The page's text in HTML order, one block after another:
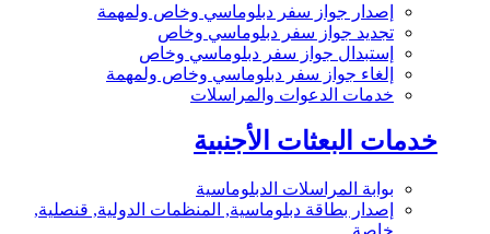
إصدار جواز سفر دبلوماسي وخاص ولمهمة
تجديد جواز سفر دبلوماسي وخاص
إستبدال جواز سفر دبلوماسي وخاص
إلغاء جواز سفر دبلوماسي وخاص ولمهمة
خدمات الدعوات والمراسلات
خدمات البعثات الأجنبية
بوابة المراسلات الدبلوماسية
إصدار بطاقة دبلوماسية, المنظمات الدولية, قنصلية,